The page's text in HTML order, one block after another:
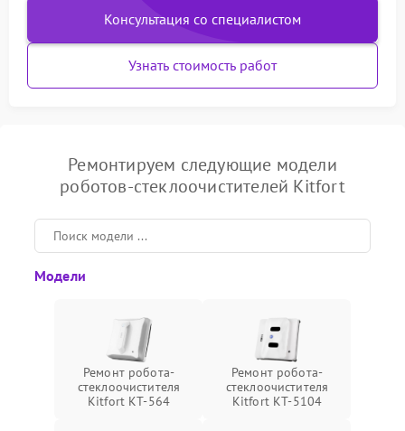
Консультация со специалистом
Узнать стоимость работ
Ремонтируем следующие модели
роботов-стеклоочистителей Kitfort
Модели
Ремонт робота-
стеклоочистителя
Kitfort КТ-564
Ремонт робота-
стеклоочистителя
Kitfort КТ-5104